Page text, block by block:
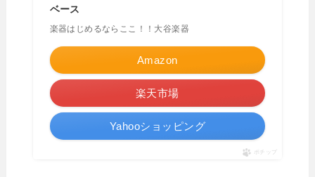
ベース
楽器はじめるならここ！！大谷楽器
Amazon
楽天市場
Yahooショッピング
ポチップ